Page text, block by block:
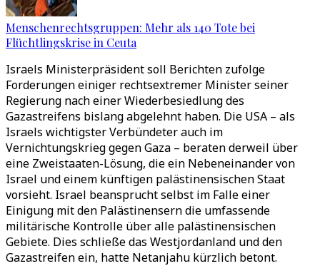
Menschenrechtsgruppen: Mehr als 140 Tote bei
Flüchtlingskrise in Ceuta
Israels Ministerpräsident soll Berichten zufolge
Forderungen einiger rechtsextremer Minister seiner
Regierung nach einer Wiederbesiedlung des
Gazastreifens bislang abgelehnt haben. Die USA – als
Israels wichtigster Verbündeter auch im
Vernichtungskrieg gegen Gaza – beraten derweil über
eine Zweistaaten-Lösung, die ein Nebeneinander von
Israel und einem künftigen palästinensischen Staat
vorsieht. Israel beansprucht selbst im Falle einer
Einigung mit den Palästinensern die umfassende
militärische Kontrolle über alle palästinensischen
Gebiete. Dies schließe das Westjordanland und den
Gazastreifen ein, hatte Netanjahu kürzlich betont.